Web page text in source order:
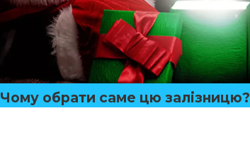
Чому обрати саме цю залізницю?